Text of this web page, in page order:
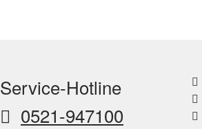
Service-Hotline
0521-947100